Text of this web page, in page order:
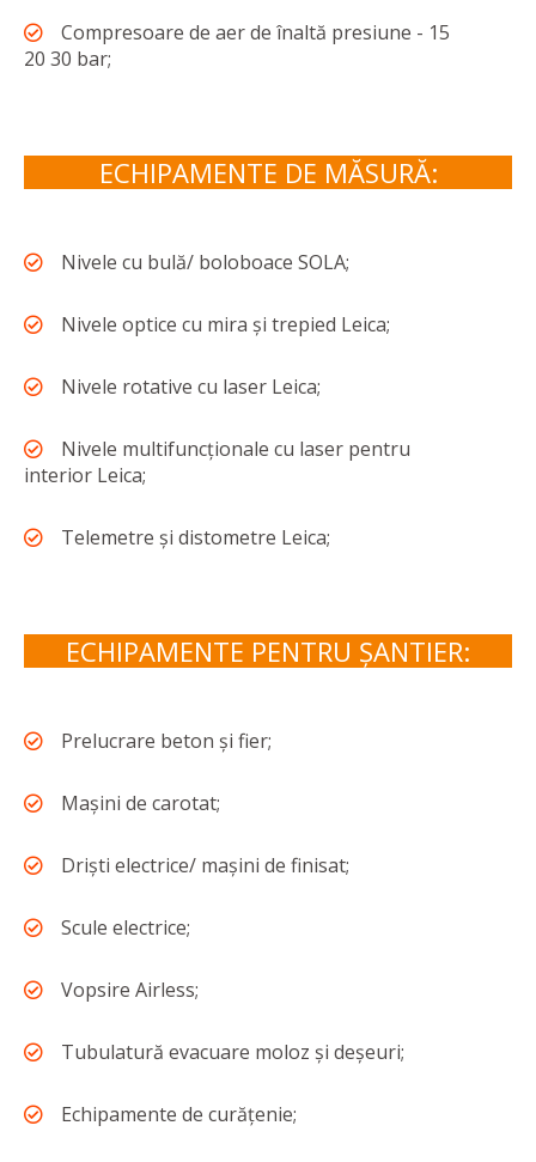
Compresoare de aer de înaltă presiune - 15
20 30 bar;
ECHIPAMENTE DE MĂSURĂ:
Nivele cu bulă/ boloboace SOLA;
Nivele optice cu mira și trepied Leica;
Nivele rotative cu laser Leica;
Nivele multifuncționale cu laser pentru
interior Leica;
Telemetre și distometre Leica;
ECHIPAMENTE PENTRU ȘANTIER:
Prelucrare beton și fier;
Mașini de carotat;
Driști electrice/ mașini de finisat;
Scule electrice;
Vopsire Airless;
Tubulatură evacuare moloz și deșeuri;
Echipamente de curățenie;